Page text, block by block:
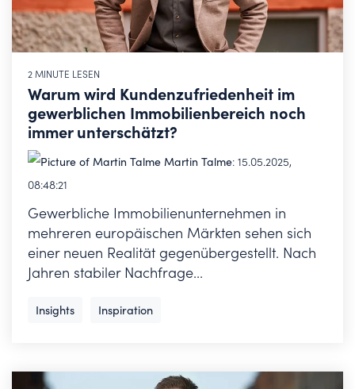
2 MINUTE LESEN
Warum wird Kundenzufriedenheit im
gewerblichen Immobilienbereich noch
immer unterschätzt?
Martin Talme: 15.05.2025,
08:48:21
Gewerbliche Immobilienunternehmen in
mehreren europäischen Märkten sehen sich
einer neuen Realität gegenübergestellt. Nach
Jahren stabiler Nachfrage...
Insights Inspiration